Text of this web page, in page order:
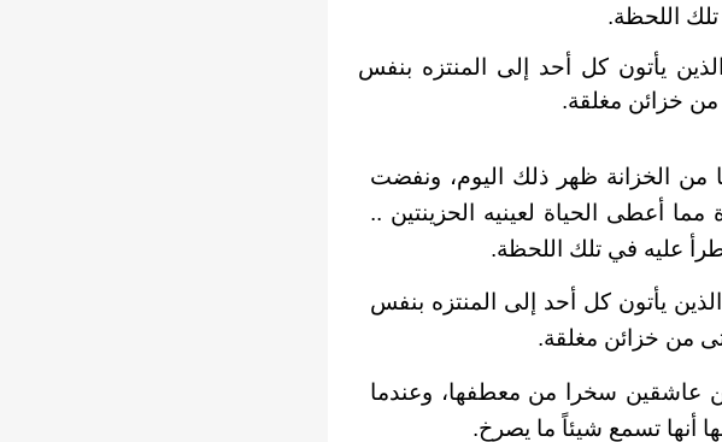
تلك اللحظة.
يأتون كل أحد إلى المنتزه بنفس
خزائن مغلقة.
من الخزانة ظهر ذلك اليوم، ونفضت
أعطى الحياة لعينيه الحزينتين ..
طرأ عليه في تلك اللحظة.
يأتون كل أحد إلى المنتزه بنفس
من خزائن مغلقة.
عاشقين سخرا من معطفها، وعندما
أنها تسمع شيئاً ما يصرخ.